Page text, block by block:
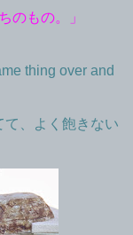
のもの。」
thing over and
て、よく飽きない